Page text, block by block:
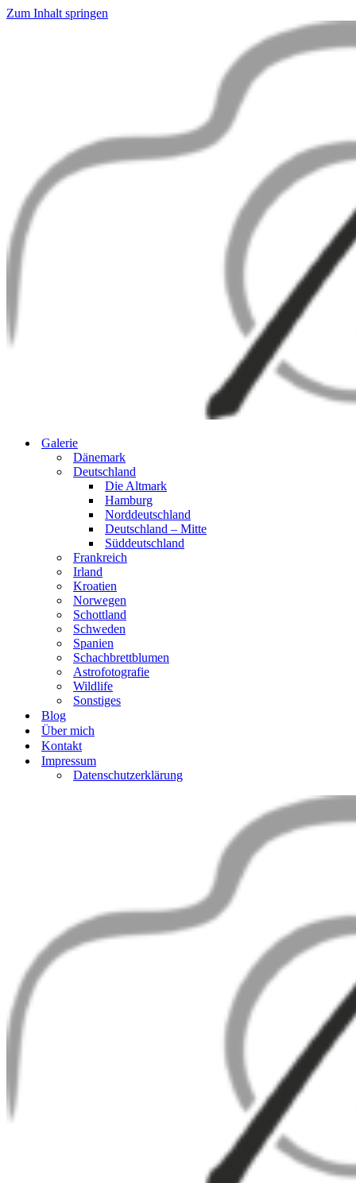
Zum Inhalt springen
Galerie
Dänemark
Deutschland
Die Altmark
Hamburg
Norddeutschland
Deutschland – Mitte
Süddeutschland
Frankreich
Irland
Kroatien
Norwegen
Schottland
Schweden
Spanien
Schachbrettblumen
Astrofotografie
Wildlife
Sonstiges
Blog
Über mich
Kontakt
Impressum
Datenschutzerklärung